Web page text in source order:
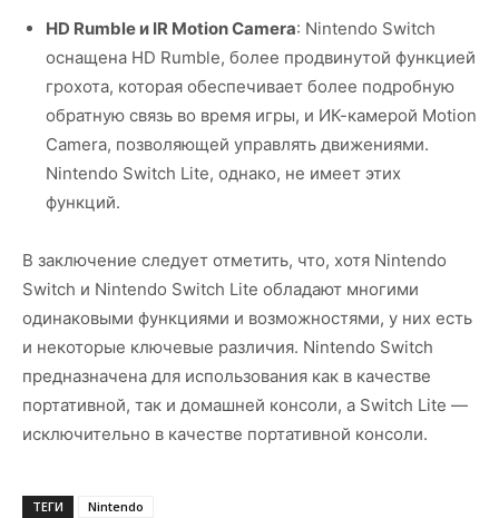
HD Rumble и IR Motion Camera: Nintendo Switch
оснащена HD Rumble, более продвинутой функцией
грохота, которая обеспечивает более подробную
обратную связь во время игры, и ИК-камерой Motion
Camera, позволяющей управлять движениями.
Nintendo Switch Lite, однако, не имеет этих
функций.
В заключение следует отметить, что, хотя Nintendo
Switch и Nintendo Switch Lite обладают многими
одинаковыми функциями и возможностями, у них есть
и некоторые ключевые различия. Nintendo Switch
предназначена для использования как в качестве
портативной, так и домашней консоли, а Switch Lite —
исключительно в качестве портативной консоли.
ТЕГИ Nintendo